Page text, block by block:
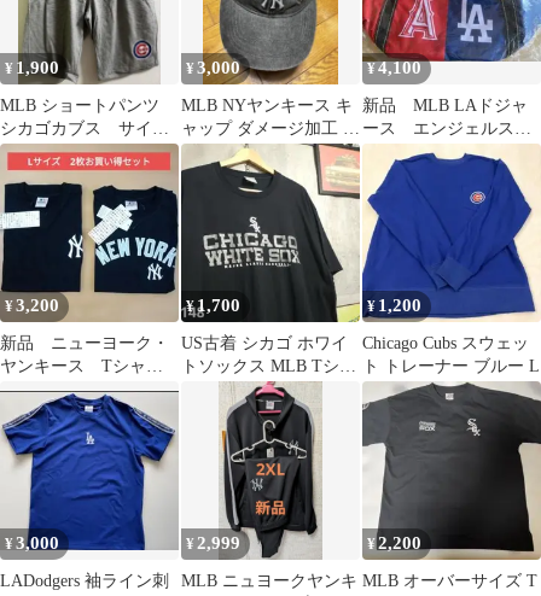
¥ 1,900
MLB ショートパンツ
シカゴカブス サイズ
L
¥3,000
MLB NYヤンキース キ
ャップ ダメージ加工 ブ
ラック
¥4,100
新品 MLB LAドジャ
ース エンジェルス
トートバック
¥3,200
新品 ニューヨーク・
ヤンキース Tシャ
ツ 2枚セット L
MLB 綿100%
¥1,700
US古着 シカゴ ホワイ
トソックス MLB Tシャ
ツ 黒 XL 希少 レトロ
¥ 1,200
Chicago Cubs スウェッ
ト トレーナー ブルー L
¥3,000
LADodgers 袖ライン刺
¥ 2,999
MLB ニュヨークヤンキ
¥2,200
MLB オーバーサイズ T